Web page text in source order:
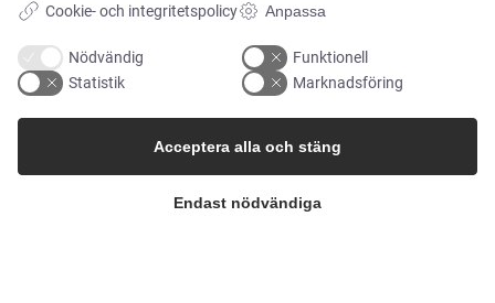
Mat & dryck
Pharma & Biotech – Single-Use Solutions
Cookie- och integritetspolicy Anpassa
Nödvändig
Funktionell
Statistik
Marknadsföring
Endast nödvändiga
Acceptera alla och stäng